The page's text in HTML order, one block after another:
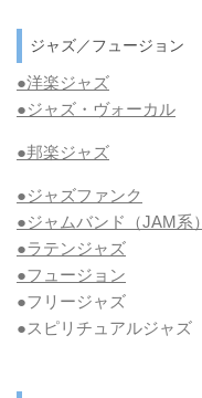
ジャズ／フュージョン
●洋楽ジャズ
●ジャズ・ヴォーカル
●邦楽ジャズ
●ジャズファンク
●ジャムバンド（JAM系）
●ラテンジャズ
●フュージョン
●フリージャズ
●スピリチュアルジャズ